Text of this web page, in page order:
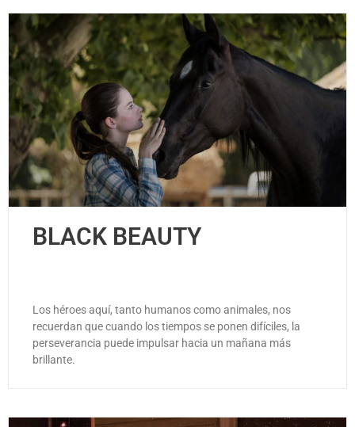
BLACK BEAUTY
Los héroes aquí, tanto humanos como animales, nos
recuerdan que cuando los tiempos se ponen difíciles, la
perseverancia puede impulsar hacia un mañana más
brillante.